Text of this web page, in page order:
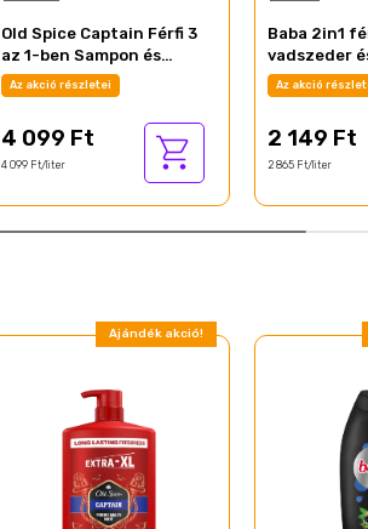
Old Spice Captain Férfi 3
az 1-ben Sampon és
Tusfürdő, 1000 ml
Az akció részletei
4 099 Ft
4 099 Ft/liter
Baba 2in1
vadszeder
illat 750 ml
Az akció
2 149 Ft
2 865 Ft/liter
Ajándék akció!